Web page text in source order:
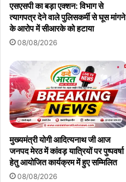
एसएसपी का बड़ा एक्शन: विभाग से
त्यागपत्र देने वाले पुलिसकर्मी से घूस मांगने
के आरोप में सीआरके को हटाया
08/08/2026
मुख्यमंत्री योगी आदित्यनाथ जी आज
जनपद मेरठ में कांवड़ यात्रियों पर पुष्पवर्षा
हेतु आयोजित कार्यक्रम में हुए सम्मिलित
08/08/2026